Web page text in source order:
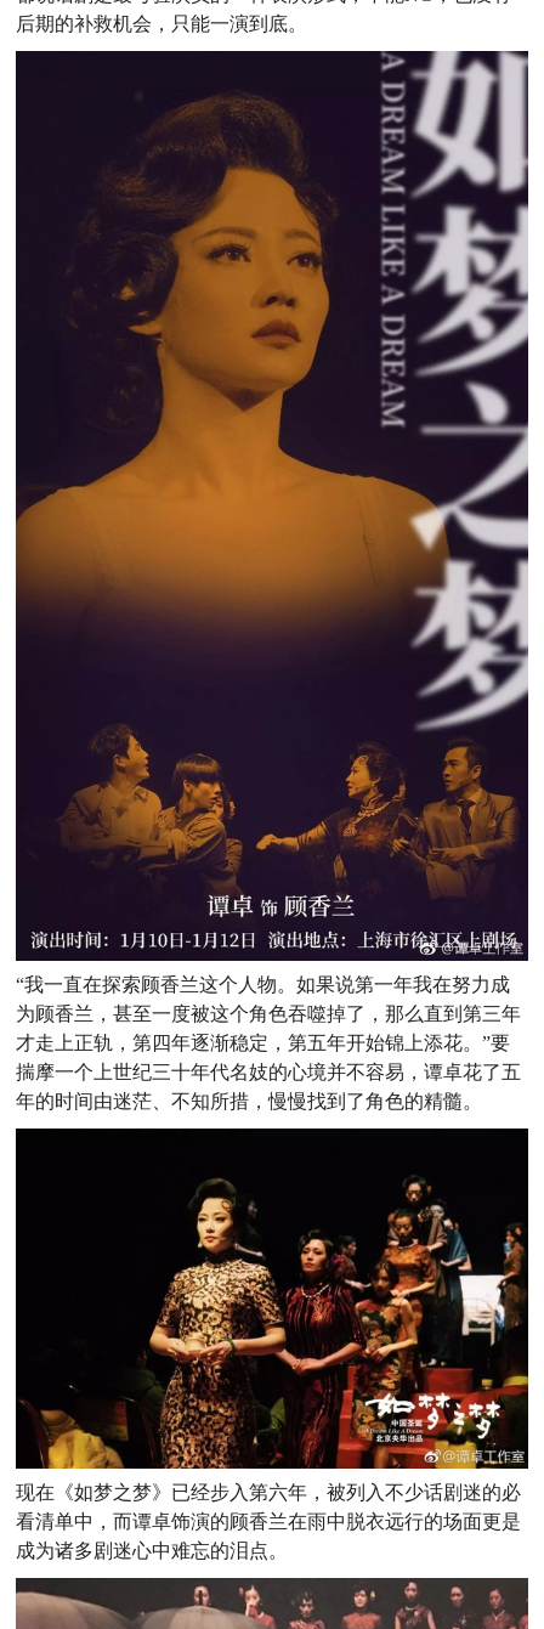
后期的补救机会，只能一演到底。
“我一直在探索顾香兰这个人物。如果说第一年我在努力成
为顾香兰，甚至一度被这个角色吞噬掉了，那么直到第三年
才走上正轨，第四年逐渐稳定，第五年开始锦上添花。”要
揣摩一个上世纪三十年代名妓的心境并不容易，谭卓花了五
年的时间由迷茫、不知所措，慢慢找到了角色的精髓。
现在《如梦之梦》已经步入第六年，被列入不少话剧迷的必
看清单中，而谭卓饰演的顾香兰在雨中脱衣远行的场面更是
成为诸多剧迷心中难忘的泪点。